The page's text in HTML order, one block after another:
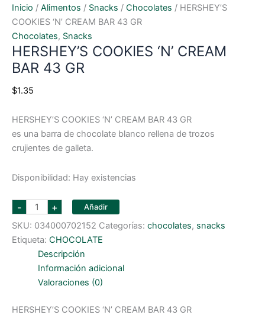
Inicio / Alimentos / Snacks / Chocolates / HERSHEY’S
COOKIES ‘N’ CREAM BAR 43 GR
Chocolates, Snacks
HERSHEY’S COOKIES ‘N’ CREAM
BAR 43 GR
$1.35
HERSHEY’S COOKIES ‘N’ CREAM BAR 43 GR
es una barra de chocolate blanco rellena de trozos
crujientes de galleta.
Disponibilidad: Hay existencias
- HERSHEY'S
COOKIES
'N'
CREAM
BAR
43
+ Añadir
SKU: 034000702152 Categorías: chocolates, snacks
Etiqueta: CHOCOLATE
Descripción
Información adicional
Valoraciones (0)
HERSHEY’S COOKIES ‘N’ CREAM BAR 43 GR